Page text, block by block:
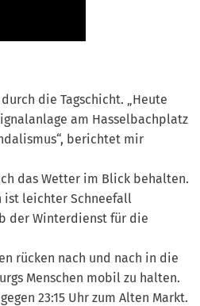
die Tagschicht. „Heute
am Hasselbachplatz
berichtet mir
das Wetter im Blick behalten.
ist leichter Schneefall
der Winterdienst für die
rücken nach und nach in die
Menschen mobil zu halten.
23:15 Uhr zum Alten Markt.